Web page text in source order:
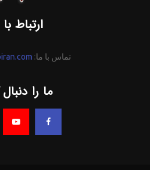
ارتباط
تماس با ما:
ما را